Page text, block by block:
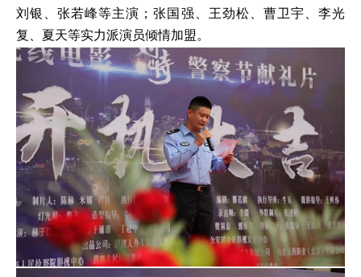
刘银、张若峰等主演；张国强、王劲松、曹卫宇、李光
复、夏天等实力派演员倾情加盟。